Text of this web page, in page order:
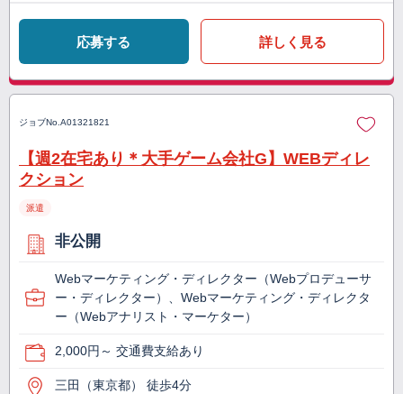
応募する 詳しく見る
ジョブNo. A01321821
【週2在宅あり＊大手ゲーム会社G】WEBディレ
クション
派遣
非公開
Webマーケティング・ディレクター（Webプロデューサ
ー・ディレクター）、Webマーケティング・ディレクタ
ー（Webアナリスト・マーケター）
2,000円～ 交通費支給あり
三田（東京都） 徒歩4分